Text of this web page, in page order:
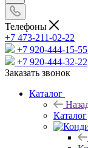
Телефоны
+7 473-211-02-22
+7 920-444-15-55
+7 920-444-32-22
Заказать звонок
Каталог
Каталог